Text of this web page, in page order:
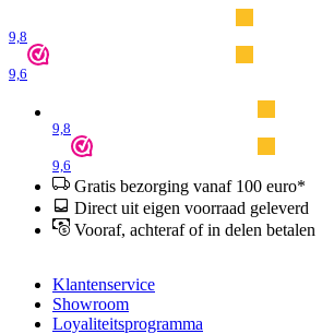
9,8
9,6
9,8
9,6
Gratis bezorging vanaf 100 euro*
Direct uit eigen voorraad geleverd
Vooraf, achteraf of in delen betalen
Klantenservice
Showroom
Loyaliteitsprogramma